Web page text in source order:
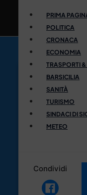
PRIMA
POLITICA
CRONACA
ECONOMIA
TRASPORTI
BARSICILIA
SANITÀ
TURISMO
SINDACI DI
METEO
Condividi